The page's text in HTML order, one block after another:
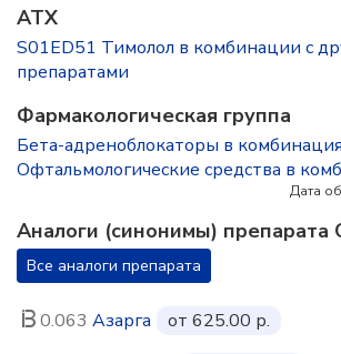
ATX
S01ED51 Тимолол в комбинации с
препаратами
Фармакологическая группа
Бета-адреноблокаторы в
Офтальмологические средства в
Дата
Аналоги (синонимы) препарата
Все аналоги препарата
0.063 Азарга
от 625.00 р.